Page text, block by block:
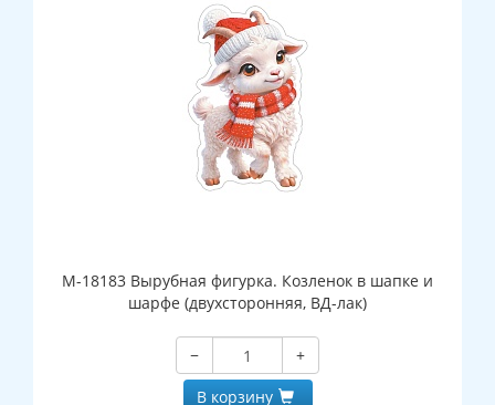
М-18183 Вырубная фигурка. Козленок в шапке и
шарфе (двухсторонняя, ВД-лак)
−
+
В корзину